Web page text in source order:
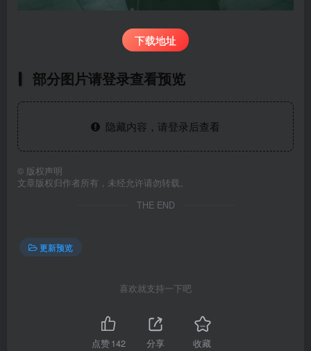
下载地址
部分图片请登录查看预览
隐藏内容，请登录后查看
© 版权声明
文章版权归作者所有，未经允许请勿转载。
THE END
更新预览
喜欢就支持一下吧
点赞142 分享 收藏